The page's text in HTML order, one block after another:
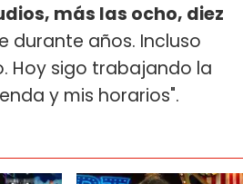
más las ocho, diez
durante años. Incluso
Hoy sigo trabajando la
y mis horarios".